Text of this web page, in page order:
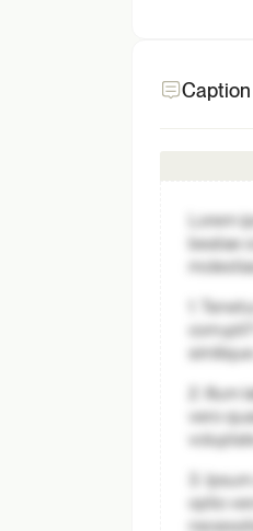
Caption
Lorem
beatae
1.
2.
vero
3.
optio